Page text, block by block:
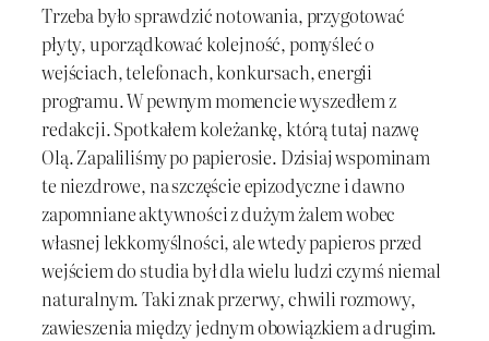
Trzeba było sprawdzić notowania, przygotować
płyty, uporządkować kolejność, pomyśleć o
wejściach, telefonach, konkursach, energii
programu. W pewnym momencie wyszedłem z
redakcji. Spotkałem koleżankę, którą tutaj nazwę
Olą. Zapaliliśmy po papierosie. Dzisiaj wspominam
te niezdrowe, na szczęście epizodyczne i dawno
zapomniane aktywności z dużym żalem wobec
własnej lekkomyślności, ale wtedy papieros przed
wejściem do studia był dla wielu ludzi czymś niemal
naturalnym. Taki znak przerwy, chwili rozmowy,
zawieszenia między jednym obowiązkiem a drugim.